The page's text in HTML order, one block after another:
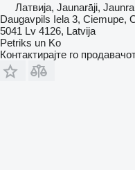
Латвија, Jaunarāji,
Daugavpils Iela 3, Ciemupe,
5041 Lv 4126, Latvija
Petriks un Ko
Контактирајте го